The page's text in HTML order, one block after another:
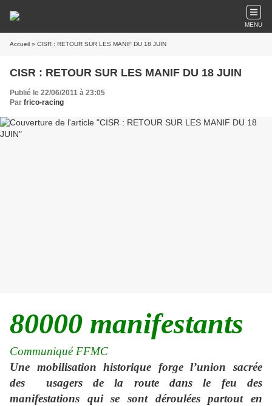
MENU
Accueil » CISR : RETOUR SUR LES MANIF DU 18 JUIN
CISR : RETOUR SUR LES MANIF DU 18 JUIN
Publié le 22/06/2011 à 23:05
Par frico-racing
80000 manifestants
Communiqué FFMC
Une mobilisation historique forge l’union sacrée
des usagers de la route dans le feu des
manifestations qui se sont déroulées partout en